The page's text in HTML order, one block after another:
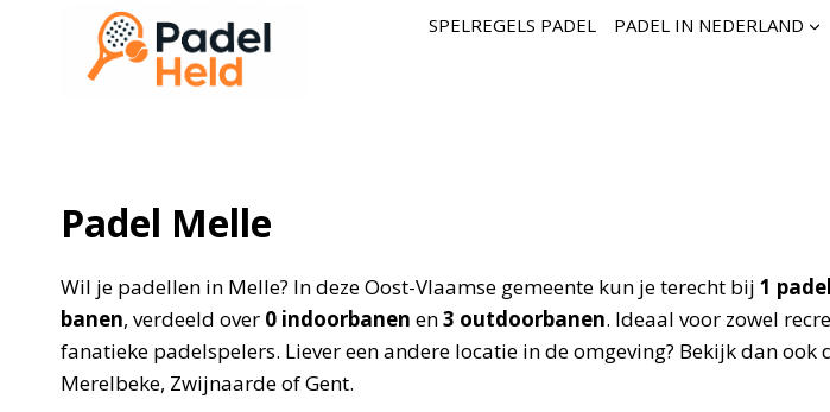
SPELREGELS PADEL PADEL IN NEDERLAND
Padel Melle
Wil je padellen in Melle? In deze Oost-Vlaamse gemeente kun je terecht bij 1
banen, verdeeld over 0 indoorbanen en3 outdoorbanen. Ideaal voor zowel
fanatieke padelspelers. Liever een andere locatie in de omgeving? Bekijk dan ook
Merelbeke, Zwijnaarde of Gent.